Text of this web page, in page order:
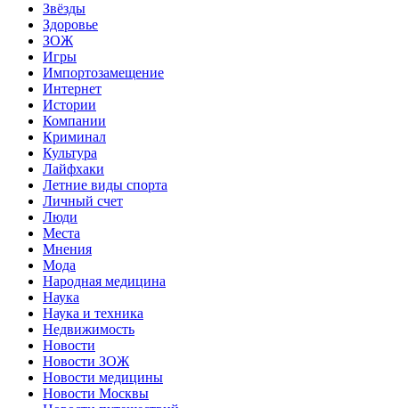
Звёзды
Здоровье
ЗОЖ
Игры
Импортозамещение
Интернет
Истории
Компании
Криминал
Культура
Лайфхаки
Летние виды спорта
Личный счет
Люди
Места
Мнения
Мода
Народная медицина
Наука
Наука и техника
Недвижимость
Новости
Новости ЗОЖ
Новости медицины
Новости Москвы